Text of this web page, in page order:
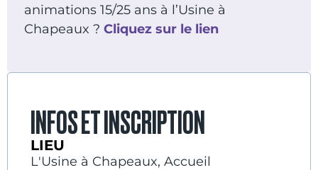
animations 15/25 ans à l’Usine à
Chapeaux ? Cliquez sur le lien
INFOS ET INSCRIPTION
LIEU
L'Usine à Chapeaux, Accueil